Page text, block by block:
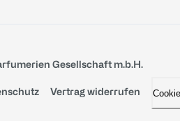
Gesellschaft m.b.H.
Vertrag widerrufen